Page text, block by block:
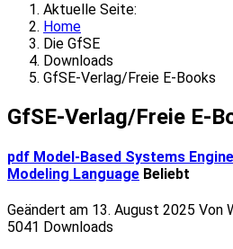
Aktuelle Seite:
Home
Die GfSE
Downloads
GfSE-Verlag/Freie E-Books
GfSE-Verlag/Freie E-
pdf Model-Based Systems
Modeling Language Beliebt
Geändert am 13. August 2025 Von
5041 Downloads